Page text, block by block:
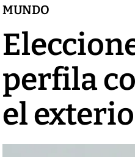
MUNDO
perfila
el